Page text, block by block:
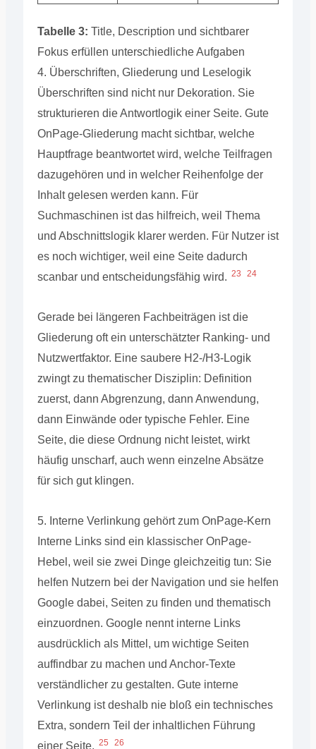
Tabelle 3: Title, Description und sichtbarer
Fokus erfüllen unterschiedliche Aufgaben
4. Überschriften, Gliederung und Leselogik
Überschriften sind nicht nur Dekoration. Sie
strukturieren die Antwortlogik einer Seite. Gute
OnPage-Gliederung macht sichtbar, welche
Hauptfrage beantwortet wird, welche Teilfragen
dazugehören und in welcher Reihenfolge der
Inhalt gelesen werden kann. Für
Suchmaschinen ist das hilfreich, weil Thema
und Abschnittslogik klarer werden. Für Nutzer ist
es noch wichtiger, weil eine Seite dadurch
scanbar und entscheidungsfähig wird. 23 24
Gerade bei längeren Fachbeiträgen ist die
Gliederung oft ein unterschätzter Ranking- und
Nutzwertfaktor. Eine saubere H2-/H3-Logik
zwingt zu thematischer Disziplin: Definition
zuerst, dann Abgrenzung, dann Anwendung,
dann Einwände oder typische Fehler. Eine
Seite, die diese Ordnung nicht leistet, wirkt
häufig unscharf, auch wenn einzelne Absätze
für sich gut klingen.
5. Interne Verlinkung gehört zum OnPage-Kern
Interne Links sind ein klassischer OnPage-
Hebel, weil sie zwei Dinge gleichzeitig tun: Sie
helfen Nutzern bei der Navigation und sie helfen
Google dabei, Seiten zu finden und thematisch
einzuordnen. Google nennt interne Links
ausdrücklich als Mittel, um wichtige Seiten
auffindbar zu machen und Anchor-Texte
verständlicher zu gestalten. Gute interne
Verlinkung ist deshalb nie bloß ein technisches
Extra, sondern Teil der inhaltlichen Führung
einer Seite. 25 26